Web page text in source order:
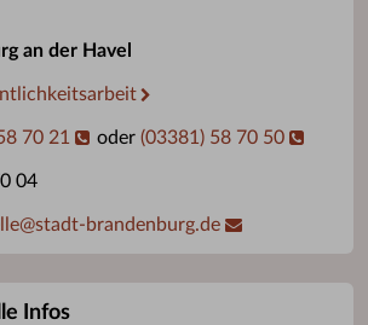
an der Havel
70 21 oder (03381) 58 70 50
04
@stadt-brandenburg.de
Infos